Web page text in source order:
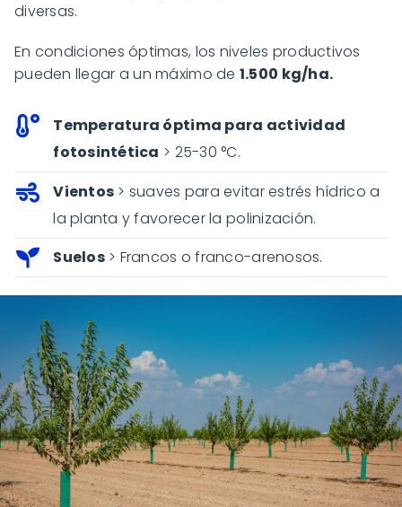
diversas.
En condiciones óptimas, los niveles productivos
pueden llegar a un máximo de 1.500 kg/ha.
Temperatura óptima para actividad
fotosintética > 25-30 °C.
Vientos > suaves para evitar estrés hídrico a
la planta y favorecer la polinización.
Suelos> Francos o franco-arenosos.